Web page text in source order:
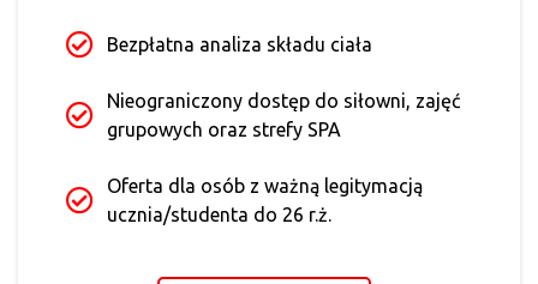
Bezpłatna analiza składu ciała
Nieograniczony dostęp do siłowni, zajęć
grupowych oraz strefy SPA
Oferta dla osób z ważną legitymacją
ucznia/studenta do 26 r.ż.